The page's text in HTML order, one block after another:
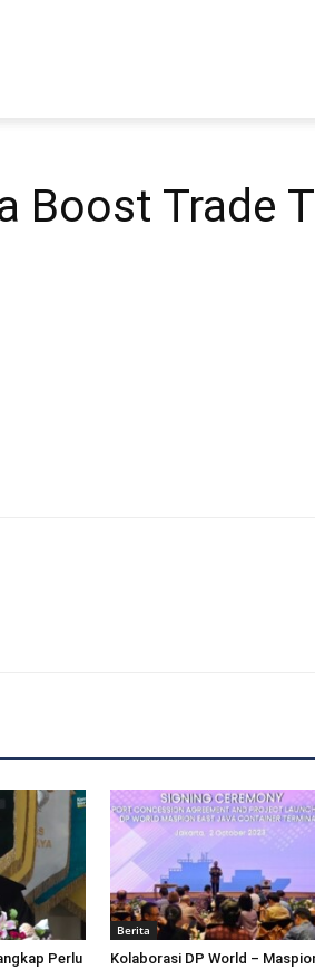
Boost Trade
Perlu
Berita
Kolaborasi DP World –